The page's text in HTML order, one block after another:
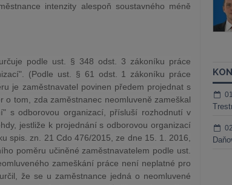
intenzity alespoň soustavného méně
podle ust. § 348 odst. 3 zákoníku práce
(Podle ust. § 61 odst. 1 zákoníku práce
je zaměstnavatel povinen předem projednat s
o tom, zda zaměstnanec neomluveně zameškal
s odborovou organizací, přísluší rozhodnutí v
jestliže k projednání s odborovou organizací
spis. zn. 21 Cdo 476/2015, ze dne 15. 1. 2016,
poměru učiněné zaměstnavatelem podle ust.
zameškání práce není neplatné pro
že se u zaměstnance jedná o neomluvené
MCIArb